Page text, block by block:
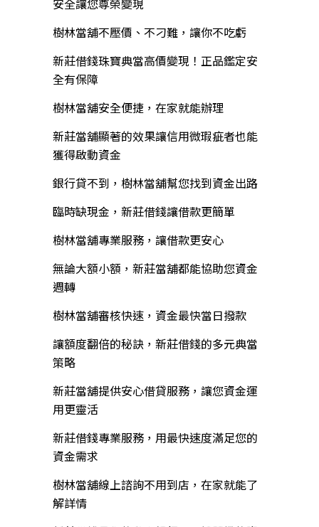
安全讓您尊榮變現
樹林當舖不壓價、不刁難，讓你不吃虧
新莊借錢珠寶典當高價變現！正品鑑定安
全有保障
樹林當舖安全便捷，在家就能辦理
新莊當舖顯著的效果讓信用微瑕疵者也能
獲得啟動資金
銀行貸不到，樹林當舖幫您找到資金出路
臨時缺現金，新莊借錢讓借款更簡單
樹林當舖專業服務，讓借款更安心
無論大額小額，新莊當舖都能協助您資金
週轉
樹林當舖審核快速，資金最快當日撥款
讓額度翻倍的秘訣，新莊借錢的多元典當
策略
新莊當舖提供安心借貸服務，讓您資金運
用更靈活
新莊借錢專業服務，用最快速度滿足您的
資金需求
樹林當舖線上諮詢不用到店，在家就能了
解詳情